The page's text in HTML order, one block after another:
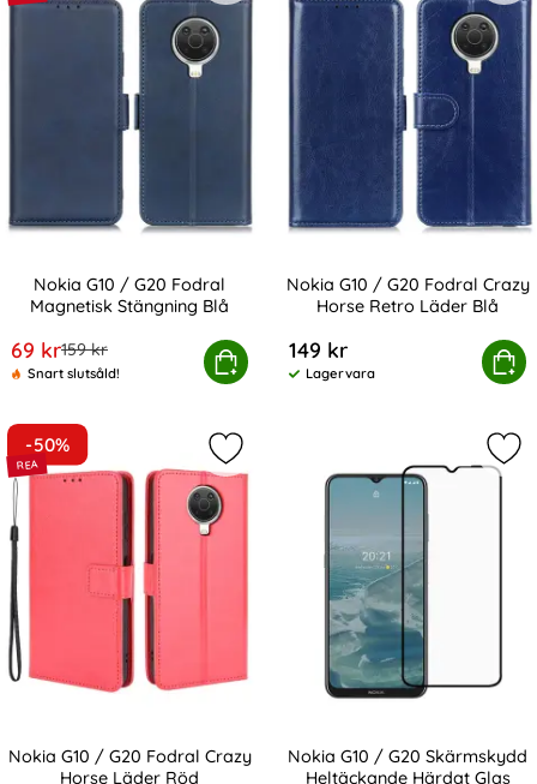
Nokia G10 / G20 Fodral
Magnetisk Stängning Blå
rea pris
69 krtidigare pris
159 kr
Snart slutsåld!
Köp
G10 / G20 Fodral Magnetisk Stängning Blå
Nokia G10 / G20 Fodral Crazy
Horse Retro Läder Blå
149 kr
Tillgänglighet:
Lagervara
Köp
Nokia G10 / G20 Fodral
-50%
Nokia G10 / G20 Fodral Crazy
Horse Läder Röd
Markera nokia G10 / G20 Fodral
Nokia G10 / G20 Skärmskydd
Heltäckande Härdat Glas